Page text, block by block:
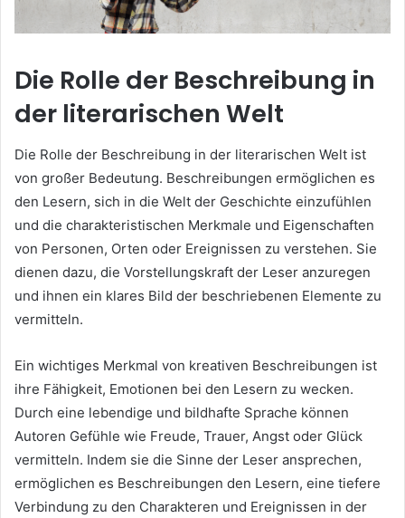
Die Rolle der Beschreibung in
der literarischen Welt
Die Rolle der Beschreibung in der literarischen Welt ist
von großer Bedeutung. Beschreibungen ermöglichen es
den Lesern, sich in die Welt der Geschichte einzufühlen
und die charakteristischen Merkmale und Eigenschaften
von Personen, Orten oder Ereignissen zu verstehen. Sie
dienen dazu, die Vorstellungskraft der Leser anzuregen
und ihnen ein klares Bild der beschriebenen Elemente zu
vermitteln.
Ein wichtiges Merkmal von kreativen Beschreibungen ist
ihre Fähigkeit, Emotionen bei den Lesern zu wecken.
Durch eine lebendige und bildhafte Sprache können
Autoren Gefühle wie Freude, Trauer, Angst oder Glück
vermitteln. Indem sie die Sinne der Leser ansprechen,
ermöglichen es Beschreibungen den Lesern, eine tiefere
Verbindung zu den Charakteren und Ereignissen in der